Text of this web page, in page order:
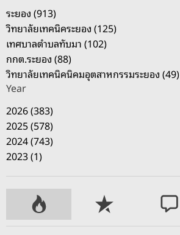
ระยอง (913)
วิทยาลัยเทคนิคระยอง (125)
เทศบาลตำบลทับมา (102)
กกต.ระยอง (88)
วิทยาลัยเทคนิคนิคมอุตสาหกรรมระยอง (49)
Year
2026 (383)
2025 (578)
2024 (743)
2023 (1)
P
o
R
e
C
o